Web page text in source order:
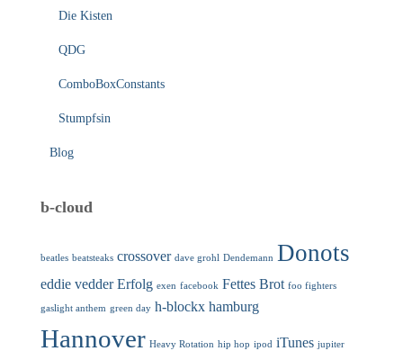
Die Kisten
QDG
ComboBoxConstants
Stumpfsin
Blog
b-cloud
beatles beatsteaks crossover dave grohl Dendemann Donots
eddie vedder Erfolg exen facebook Fettes Brot foo fighters
gaslight anthem green day h-blockx hamburg
Hannover Heavy Rotation hip hop ipod iTunes jupiter